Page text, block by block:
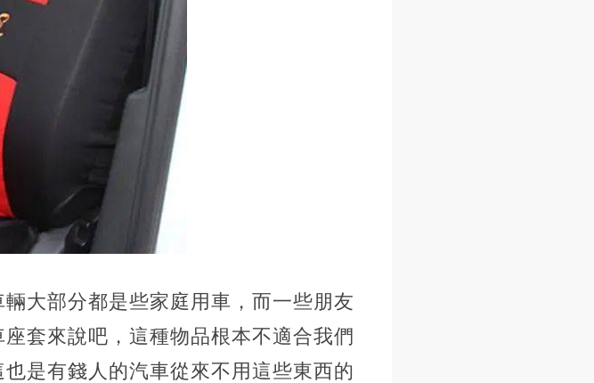
大部分都是些家庭用車，而一些朋友
套來說吧，這種物品根本不適合我們
是有錢人的汽車從來不用這些東西的